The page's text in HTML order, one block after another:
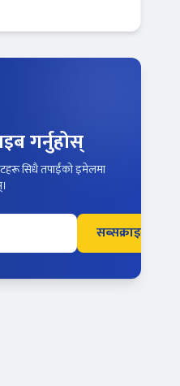
गर्नुहोस्
सिधै तपाईंको इमेलमा
सब्सक्राइब